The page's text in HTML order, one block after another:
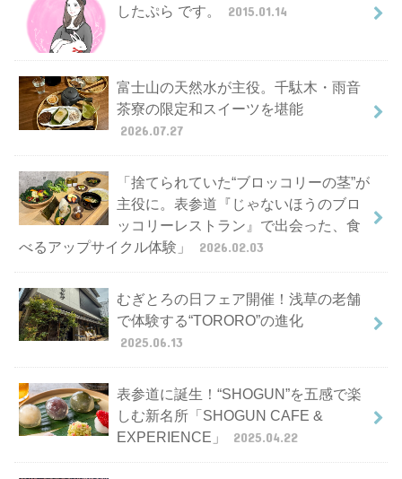
したぷら です。 2015.01.14
富士山の天然水が主役。千駄木・雨音
茶寮の限定和スイーツを堪能
2026.07.27
「捨てられていた“ブロッコリーの茎”が
主役に。表参道『じゃないほうのブロ
ッコリーレストラン』で出会った、食
べるアップサイクル体験」
2026.02.03
むぎとろの日フェア開催！浅草の老舗
で体験する“TORORO”の進化
2025.06.13
表参道に誕生！“SHOGUN”を五感で楽
しむ新名所「SHOGUN CAFE &
EXPERIENCE」
2025.04.22